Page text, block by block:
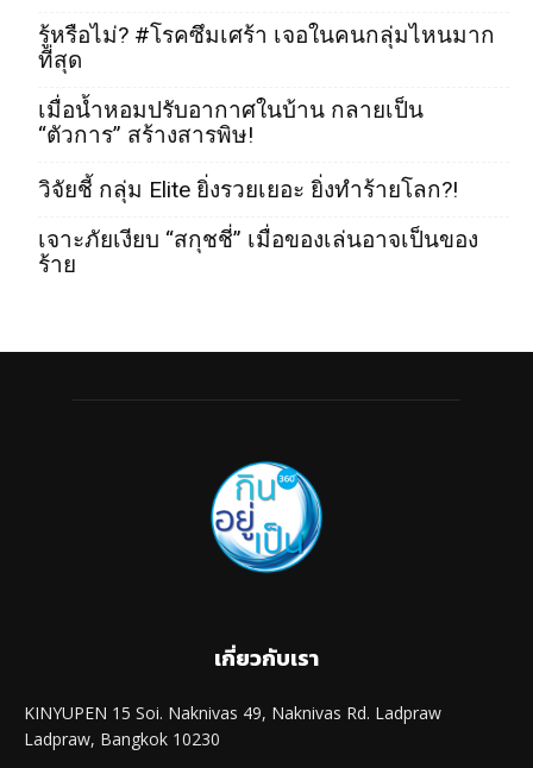
รู้หรือไม่? #โรคซึมเศร้า เจอในคนกลุ่มไหนมาก
ที่สุด
เมื่อน้ำหอมปรับอากาศในบ้าน กลายเป็น
“ตัวการ” สร้างสารพิษ!
วิจัยชี้ กลุ่ม Elite ยิ่งรวยเยอะ ยิ่งทำร้ายโลก?!
เจาะภัยเงียบ “สกุชชี่” เมื่อของเล่นอาจเป็นของ
ร้าย
เกี่ยวกับเรา
KINYUPEN 15 Soi. Naknivas 49, Naknivas Rd. Ladpraw
Ladpraw, Bangkok 10230